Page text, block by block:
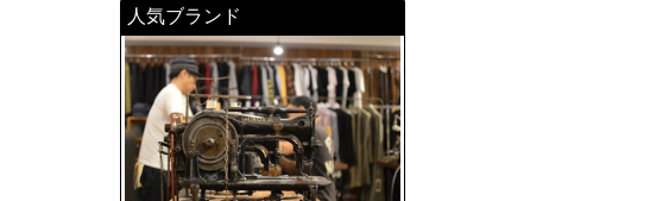
人気ブランド